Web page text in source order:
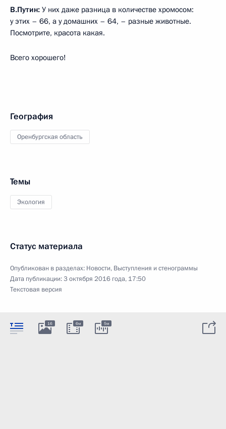
В.Путин: У них даже разница в количестве хромосом:
у этих – 66, а у домашних – 64, – разные животные.
Посмотрите, красота какая.
Всего хорошего!
География
Оренбургская область
Темы
Экология
Статус материала
Опубликован в разделах: Новости, Выступления и стенограммы
Дата публикации:3 октября 2016 года, 17:50
Текстовая версия
16 6м 5м